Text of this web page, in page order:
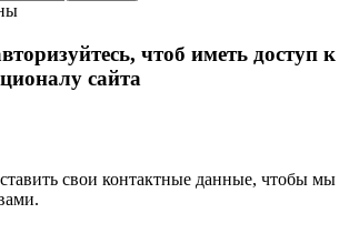
чтоб иметь доступ к
сайта
свои контактные данные, чтобы мы